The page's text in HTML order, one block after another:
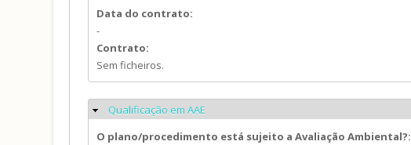
Data do contrato:
-
Contrato:
Sem ficheiros.
Ocultar
Qualificação em AAE
O plano/procedimento está sujeito a Avaliação Ambiental?: